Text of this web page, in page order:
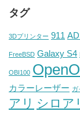
タグ
3Dプリンター 911
FreeBSD Galaxy S4
OBI100
カラーレーザー ガ
アリ シロア